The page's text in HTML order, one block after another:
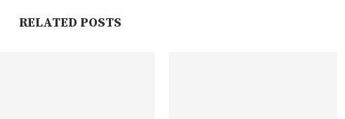
RELATED POSTS